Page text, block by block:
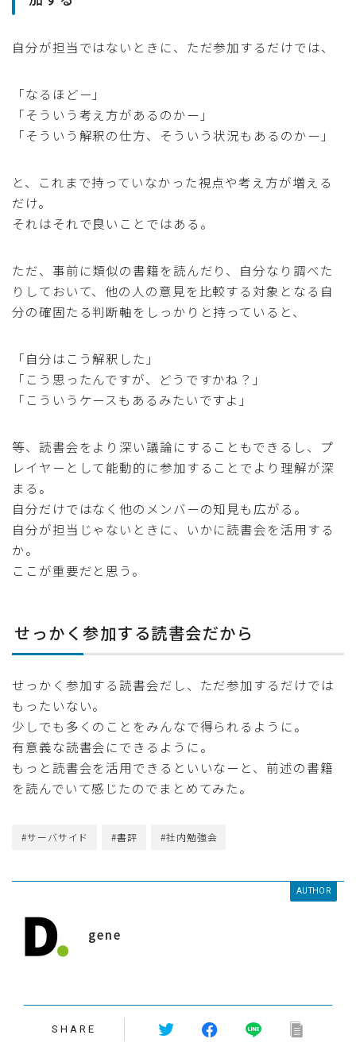
自分が担当ではないときに、ただ参加するだけでは、
「なるほどー」
「そういう考え方があるのかー」
「そういう解釈の仕方、そういう状況もあるのかー」
と、これまで持っていなかった視点や考え方が増える
だけ。
それはそれで良いことではある。
ただ、事前に類似の書籍を読んだり、自分なり調べた
りしておいて、他の人の意見を比較する対象となる自
分の確固たる判断軸をしっかりと持っていると、
「自分はこう解釈した」
「こう思ったんですが、どうですかね？」
「こういうケースもあるみたいですよ」
等、読書会をより深い議論にすることもできるし、プ
レイヤーとして能動的に参加することでより理解が深
まる。
自分だけではなく他のメンバーの知見も広がる。
自分が担当じゃないときに、いかに読書会を活用する
か。
ここが重要だと思う。
せっかく参加する読書会だから
せっかく参加する読書会だし、ただ参加するだけでは
もったいない。
少しでも多くのことをみんなで得られるように。
有意義な読書会にできるように。
もっと読書会を活用できるといいなーと、前述の書籍
を読んでいて感じたのでまとめてみた。
#サーバサイド #書評 #社内勉強会
AUTHOR
gene
SHARE